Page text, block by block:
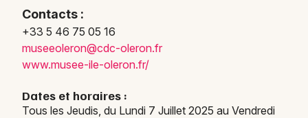
Visites en Poitou-Charente
Visites en Nouvelle-Aquitaine
Contacts :
+33 5 46 75 05 16
museeoleron@cdc-oleron.fr
www.musee-ile-oleron.fr/
Dates et horaires :
Tous les Jeudis, du Lundi 7 Juillet 2025 au Vendredi